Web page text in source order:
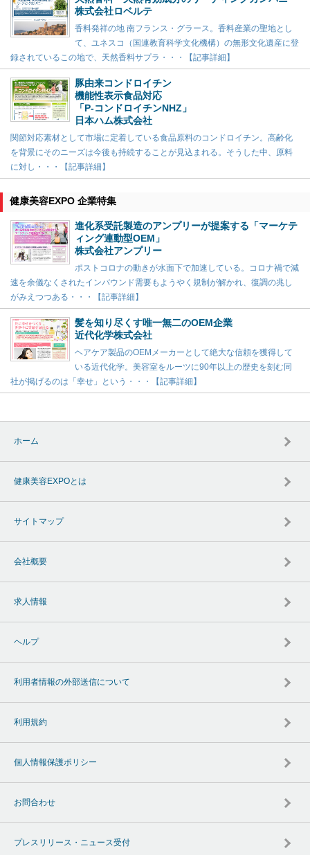
株式会社ロベルテ
香料発祥の地 南フランス・グラース。香料産業の聖地とし
て、ユネスコ（国連教育科学文化機構）の無形文化遺産に登
録されているこの地で、天然香料サプラ・・・【記事詳細】
豚由来コンドロイチン
機能性表示食品対応
「P-コンドロイチンNHZ」
日本ハム株式会社
関節対応素材として市場に定着している食品原料のコンドロイチン。高齢化
を背景にそのニーズは今後も持続することが見込まれる。そうした中、原料
に対し・・・【記事詳細】
健康美容EXPO 企業特集
進化系受託製造のアンプリーが提案する「マーケテ
ィング連動型OEM」
株式会社アンプリー
ポストコロナの動きが水面下で加速している。コロナ禍で減
速を余儀なくされたインバウンド需要もようやく規制が解かれ、復調の兆し
がみえつつある・・・【記事詳細】
髪を知り尽くす唯一無二のOEM企業
近代化学株式会社
ヘアケア製品のOEMメーカーとして絶大な信頼を獲得して
いる近代化学。美容室をルーツに90年以上の歴史を刻む同
社が掲げるのは「幸せ」という・・・【記事詳細】
ホーム
健康美容EXPOとは
サイトマップ
会社概要
求人情報
ヘルプ
利用者情報の外部送信について
利用規約
個人情報保護ポリシー
お問合わせ
プレスリリース・ニュース受付